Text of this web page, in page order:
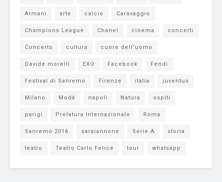
Armani arte calcio Caravaggio
Champions League Chanel cinema concerti
Concerto cultura cuore dell'uomo
Davide morelli EXO Facebook Fendi
Festival di Sanremo Firenze italia juventus
Milano Modà napoli Natura ospiti
parigi Prelatura Internazionale Roma
Sanremo 2016 saraiannone Serie A storia
teatro Teatro Carlo Felice tour whatsapp